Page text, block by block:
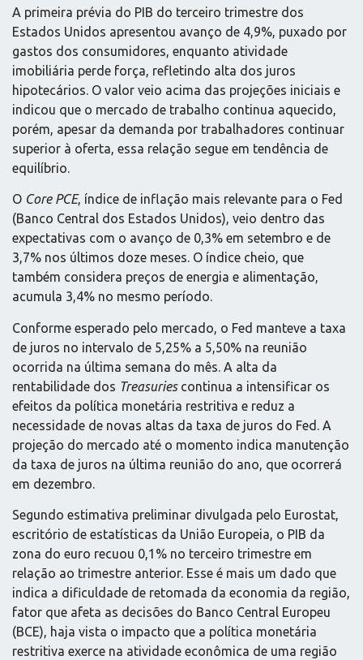
A primeira prévia do PIB do terceiro trimestre dos
Estados Unidos apresentou avanço de 4,9%, puxado por
gastos dos consumidores, enquanto atividade
imobiliária perde força, refletindo alta dos juros
hipotecários. O valor veio acima das projeções iniciais e
indicou que o mercado de trabalho continua aquecido,
porém, apesar da demanda por trabalhadores continuar
superior à oferta, essa relação segue em tendência de
equilíbrio.
O Core PCE, índice de inflação mais relevante para o Fed
(Banco Central dos Estados Unidos), veio dentro das
expectativas com o avanço de 0,3% em setembro e de
3,7% nos últimos doze meses. O índice cheio, que
também considera preços de energia e alimentação,
acumula 3,4% no mesmo período.
Conforme esperado pelo mercado, o Fed manteve a taxa
de juros no intervalo de 5,25% a 5,50% na reunião
ocorrida na última semana do mês. A alta da
rentabilidade dos Treasuriescontinua a intensificar os
efeitos da política monetária restritiva e reduz a
necessidade de novas altas da taxa de juros do Fed. A
projeção do mercado até o momento indica manutenção
da taxa de juros na última reunião do ano, que ocorrerá
em dezembro.
Segundo estimativa preliminar divulgada pelo Eurostat,
escritório de estatísticas da União Europeia, o PIB da
zona do euro recuou 0,1% no terceiro trimestre em
relação ao trimestre anterior. Esse é mais um dado que
indica a dificuldade de retomada da economia da região,
fator que afeta as decisões do Banco Central Europeu
(BCE), haja vista o impacto que a política monetária
restritiva exerce na atividade econômica de uma região